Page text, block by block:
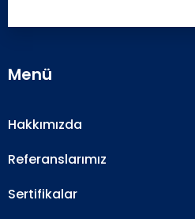
Menü
Hakkımızda
Referanslarımız
Sertifikalar